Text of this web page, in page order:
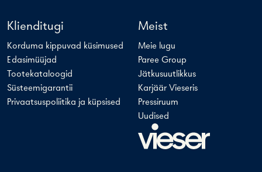
Klienditugi
Korduma kippuvad küsimused
Edasimüüjad
Tootekataloogid
Süsteemigarantii
Privaatsuspoliitika ja küpsised
Meist
Meie lugu
Paree Group
Jätkusuutlikkus
Karjäär Vieseris
Pressiruum
Uudised